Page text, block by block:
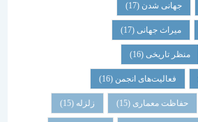
جهانی شدن(17)
میراث جهانی(17)
منظر تاریخی(16)
فعالیت‌های انجمن(16)
حفاظت معماری(15) زلزله(15)